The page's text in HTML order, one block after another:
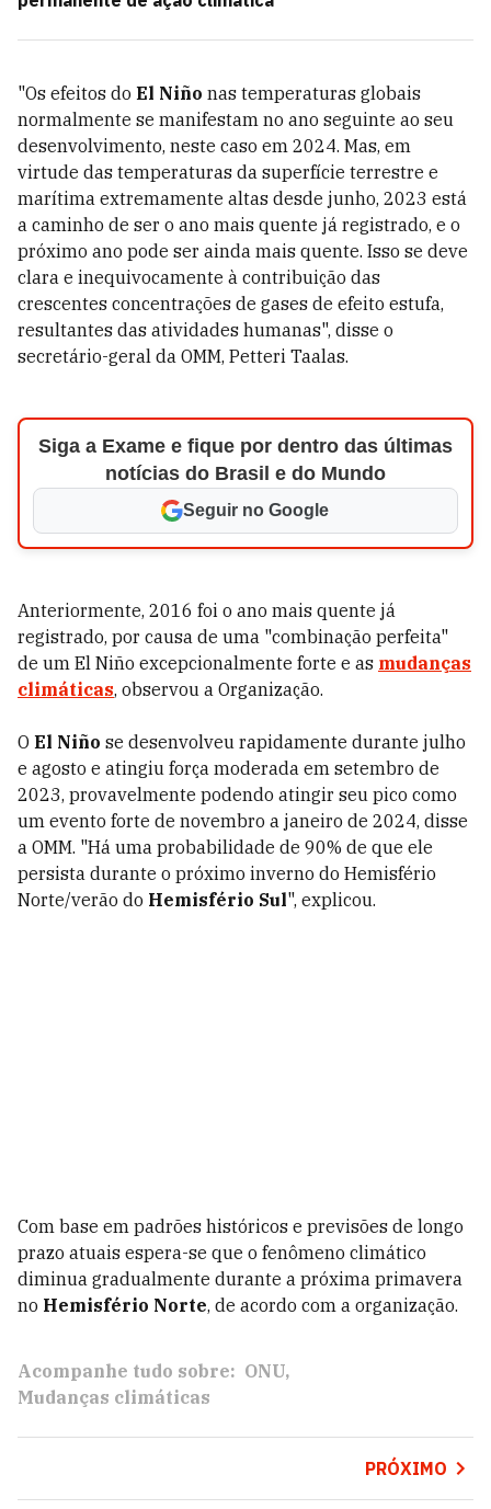
"Os efeitos do El Niño nas temperaturas globais
normalmente se manifestam no ano seguinte ao seu
desenvolvimento, neste caso em 2024. Mas, em
virtude das temperaturas da superfície terrestre e
marítima extremamente altas desde junho, 2023 está
a caminho de ser o ano mais quente já registrado, e o
próximo ano pode ser ainda mais quente. Isso se deve
clara e inequivocamente à contribuição das
crescentes concentrações de gases de efeito estufa,
resultantes das atividades humanas", disse o
secretário-geral da OMM, Petteri Taalas.
Siga a Exame e fique por dentro das últimas
notícias do Brasil e do Mundo
Seguir no Google
Anteriormente, 2016 foi o ano mais quente já
registrado, por causa de uma "combinação perfeita"
de um El Niño excepcionalmente forte e as mudanças
climáticas, observou a Organização.
O El Niño se desenvolveu rapidamente durante julho
e agosto e atingiu força moderada em setembro de
2023, provavelmente podendo atingir seu pico como
um evento forte de novembro a janeiro de 2024, disse
a OMM. "Há uma probabilidade de 90% de que ele
persista durante o próximo inverno do Hemisfério
Norte/verão do Hemisfério Sul", explicou.
Com base em padrões históricos e previsões de longo
prazo atuais espera-se que o fenômeno climático
diminua gradualmente durante a próxima primavera
no Hemisfério Norte, de acordo com a organização.
Acompanhe tudo sobre: ONU
Mudanças climáticas
PRÓXIMO